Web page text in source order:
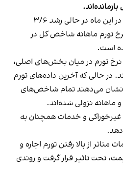
شاخص بهای بخش آموزش در این ماه در حالی رشد ۳/۶
تورم ماهانه شاخص کل در
است.
نرخ تورم در میان بخش‌های اصلی،
حالی‌ که آخرین داده‌های تورم
مرکز آمار برای شهریور ۱۴۰۲ نشان می‌دهند تمام شاخص‌های
ماهانه نزولی شده‌اند.
غیر‌خوراکی و خدمات همچنان به
از بالا رفتن تورم اجاره و
تحت تاثیر قرار گرفت و روندی